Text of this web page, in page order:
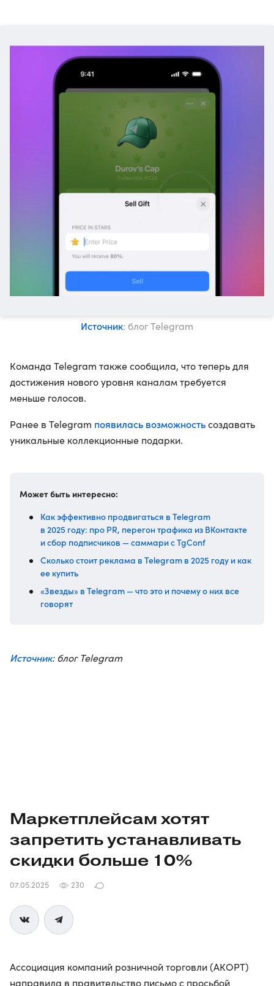
Источник: блог Telegram
Команда Telegram также сообщила, что теперь для
достижения нового уровня каналам требуется
меньше голосов.
Ранее в Telegram появилась возможностьсоздавать
уникальные коллекционные подарки.
Может быть интересно:
Как эффективно продвигаться в Telegram
в 2025 году: про PR, перегон трафика из ВКонтакте
и сбор подписчиков — саммари с TgConf
Сколько стоит реклама в Telegram в 2025 году и как
ее купить
«Звезды» в Telegram — что это и почему о них все
говорят
Источник: блог Telegram
Маркетплейсам хотят
запретить устанавливать
скидки больше 10%
07.05.2025 230
Ассоциация компаний розничной торговли (АКОРТ)
направила в правительство письмо с просьбой